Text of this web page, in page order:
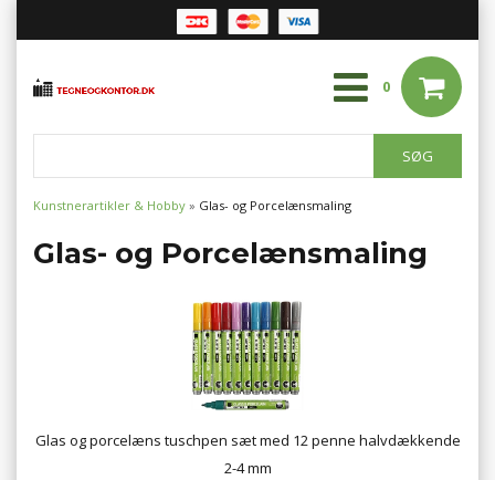
0
Kunstnerartikler & Hobby » Glas- og Porcelænsmaling
Glas- og Porcelænsmaling
Glas og porcelæns tuschpen sæt med 12 penne halvdækkende
2-4 mm